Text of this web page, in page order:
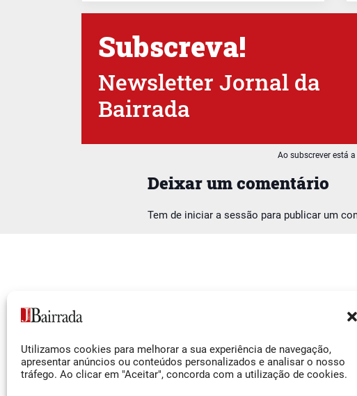
Utilizamos cookies para melhorar a sua experiência de navegação,
apresentar anúncios ou conteúdos personalizados e analisar o nosso
tráfego. Ao clicar em "Aceitar", concorda com a utilização de cookies.
Deixar um comentário
Tem de iniciar a sessão para publicar um
Subscreva!
Newsletter Jornal da
Bairrada
Ao subscrever está
Facebook
Instagram
O
Ficha